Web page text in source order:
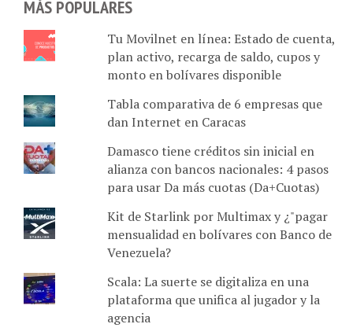
Tu Movilnet en línea: Estado de cuenta,
plan activo, recarga de saldo, cupos y
monto en bolívares disponible
Tabla comparativa de 6 empresas que
dan Internet en Caracas
Damasco tiene créditos sin inicial en
alianza con bancos nacionales: 4 pasos
para usar Da más cuotas (Da+Cuotas)
Kit de Starlink por Multimax y ¿"pagar
mensualidad en bolívares con Banco de
Venezuela?
Scala: La suerte se digitaliza en una
plataforma que unifica al jugador y la
agencia